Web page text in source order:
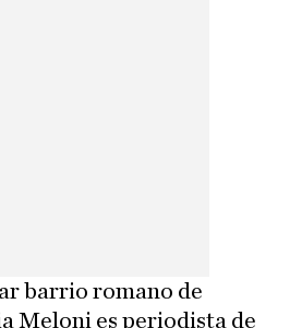
barrio romano de
Meloni es periodista de